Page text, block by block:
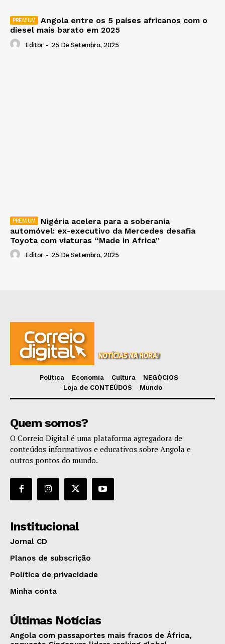
Angola entre os 5 países africanos com o
diesel mais barato em 2025
Editor - 25 De Setembro, 2025
Nigéria acelera para a soberania
automóvel: ex-executivo da Mercedes desafia
Toyota com viaturas “Made in Africa”
Editor - 25 De Setembro, 2025
Política Economia Cultura
NEGÓCIOS
Loja de CONTEÚDOS
Mundo
Quem somos?
O Correio Digital é uma plataforma agregadora de
conteúdos informativos e educativos sobre Angola e
outros pontos do mundo.
Institucional
Jornal CD
Planos de subscrição
Política de privacidade
Minha conta
Últimas Notícias
Angola com passaportes mais fracos de África,